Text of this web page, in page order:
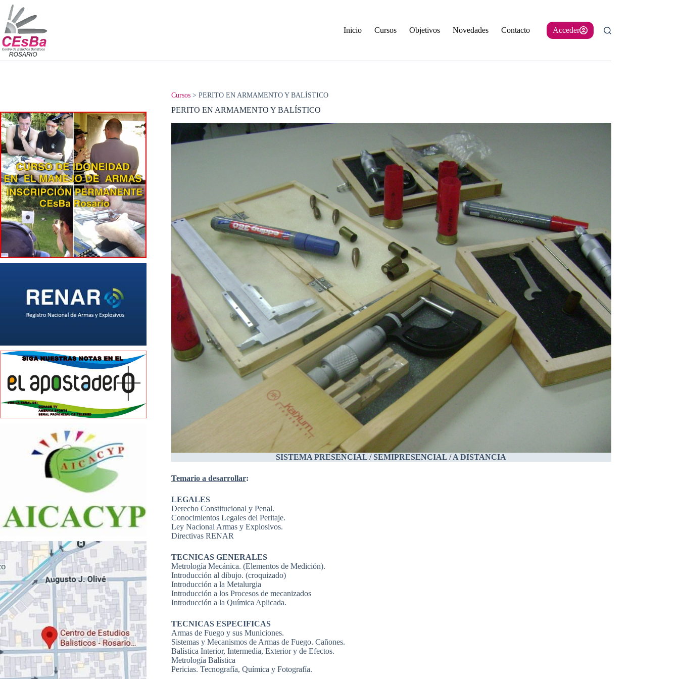
Saltar
contenido
Inicio
Cursos Objetivos Novedades Contacto Acceder
Cursos> PERITO EN ARMAMENTO Y BALÍSTICO
PERITO EN ARMAMENTO Y BALÍSTICO
SISTEMA PRESENCIAL / SEMIPRESENCIAL / A DISTANCIA
Temario a desarrollar:
LEGALES
Derecho Constitucional y Penal.
Conocimientos Legales del Peritaje.
Ley Nacional Armas y Explosivos.
Directivas RENAR
TECNICAS GENERALES
Metrología Mecánica. (Elementos de Medición).
Introducción al dibujo. (croquizado)
Introducción a la Metalurgia
Introducción a los Procesos de mecanizados
Introducción a la Química Aplicada.
TECNICAS ESPECIFICAS
Armas de Fuego y sus Municiones.
Sistemas y Mecanismos de Armas de Fuego. Cañones.
Balística Interior, Intermedia, Exterior y de Efectos.
Metrología Balística
Pericias. Tecnografía, Química y Fotografía.